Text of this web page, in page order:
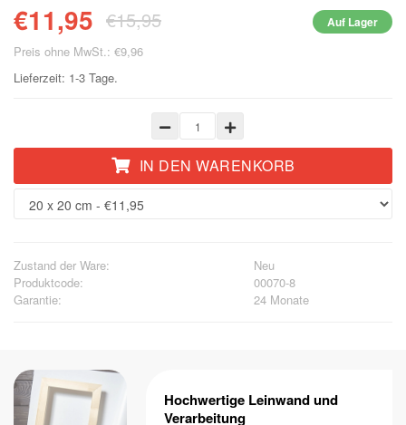
€11,95 €15,95 Auf Lager
Preis ohne MwSt.: €9,96
Lieferzeit: 1-3 Tage.
IN DEN WARENKORB
Zustand der Ware:
Neu
Produktcode:
00070-8
Garantie:
24 Monate
Hochwertige Leinwand und
Verarbeitung